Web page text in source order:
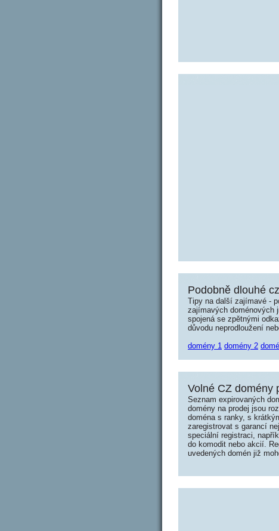
Podobně dlouhé
Tipy na další zajímavé -
zajímavých doménových
spojená se zpětnými
důvodu neprodloužení
domény 1 domény 2
Volné CZ domény
Seznam expirovaných
domény na prodej jsou
doména s ranky, s
zaregistrovat s garancí
speciální registraci,
do komodit nebo akcií.
uvedených domén již